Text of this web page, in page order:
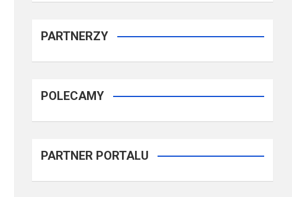
PARTNERZY
POLECAMY
PARTNER PORTALU